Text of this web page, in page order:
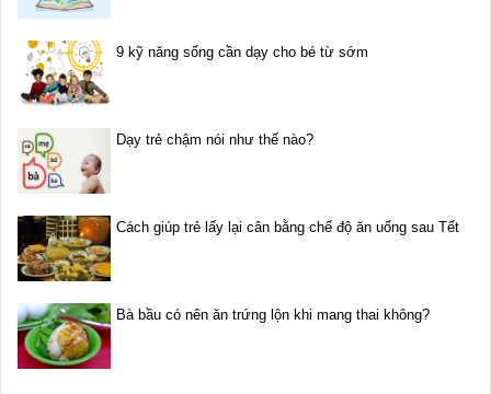
9 kỹ năng sống cần dạy cho bé từ sớm
Dạy trẻ chậm nói như thế nào?
Cách giúp trẻ lấy lại cân bằng chế độ ăn uống sau Tết
Bà bầu có nên ăn trứng lộn khi mang thai không?